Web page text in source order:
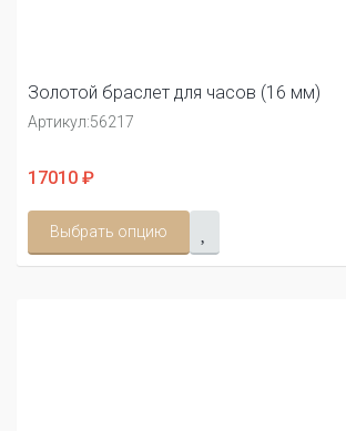
Золотой браслет для часов (16 мм)
Артикул:56217
17010 ₽
Выбрать опцию